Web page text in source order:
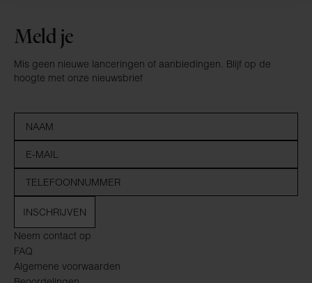
Neem contact op
FAQ
Algemene voorwaarden
Meld je
Mis geen nieuwe lanceringen of aanbiedingen. Blijf op de
hoogte met onze nieuwsbrief
INSCHRIJVEN